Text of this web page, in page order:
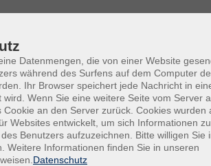
Datenmengen, die von einer Website
während des Surfens auf dem Computer
Ihr Browser speichert jede Nachricht in
wird. Wenn Sie eine weitere Seite vom Server
Cookie an den Server zurück. Cookies wurden
Websites entwickelt, um sich Informationen
Benutzers aufzuzeichnen. Bitte willigen Sie
Weitere Informationen finden Sie in unseren
Datenschutz